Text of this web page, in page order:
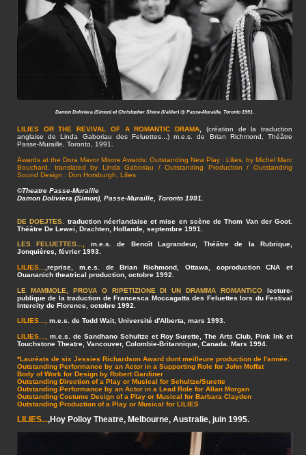
Damon Doliviera (Simon) et Christopher Shore (Vallier) @ Passe-Muraille, Toronto 1991.
LILIES OR THE REVIVAL OF A ROMANTIC DRAMA
(création de la traduction
anglaise de Linda Gaboriau des Feluettes...) m.e.s. de Brian Richmond, Théâtre
Passe-Muraille, Toronto, 1991.
Awards at the Dora Mavor Moore Awards: Outstanding New Play : Lilies, by Michel Marc
Bouchard, translated by Linda Gaboriau / Outstanding Production / Outstanding
Sound Design : Don Horsburgh, Lilies
©Theatre Passe-Muraille
Damon Doliviera (Simon), Passe-Muraille, Toronto 1991.
DE DOEJTES. traduction néerlandaise et mise en scène de Thom Van der Goot.
Théâtre De Lewei, Drachten, Hollande, septembre 1991.
LES FELUETTES...
m.e.s. de Benoît Lagrandeur, Théâtre de la Rubrique,
Jonquières, février 1993.
LILIES...
,reprise, m.e.s. de Brian Richmond, Ottawa, coproduction CNA et
Ouananich theatrical production, octobre 1992.
LE MAMMOLE, PROVA O RIPETIZIONE DI UN DRAMMA ROMANTICO lecture-
publique de la traduction de Francesca Moccagatta des Feluettes lors du Festival
Intercity de Florence, octobre 1992.
LILIES...
m.e.s. de Todd Wait, Université d'Alberta, mars 1993.
LILIES...,
m.e.s. de Sandhano Schultze et Roy Surette, The Arts Club, Pink Ink et
Touchstone Theatre, Vancouver, Colombie-Britannique, Canada. Mars 1994.
*Lauréats de six Jessies Richardson Award dont meilleure production de l'année.
Outstanding Performance by an Actor in a Supporting Role for John Moffat
Body of Work for Design by Robert Gardiner
Outstanding Direction of a Play or Musical for Schultze/Surette
Outstanding Performance by an Actor in a Lead Role for Allan Morgan
Outstanding Costume Design of a Play or Musical for Barbara Clayden
Outstanding Production of a Play or Musical for LILIES
LILIES...,Hoy Polloy Theatre, Melbourne, Australie, juin 1995.